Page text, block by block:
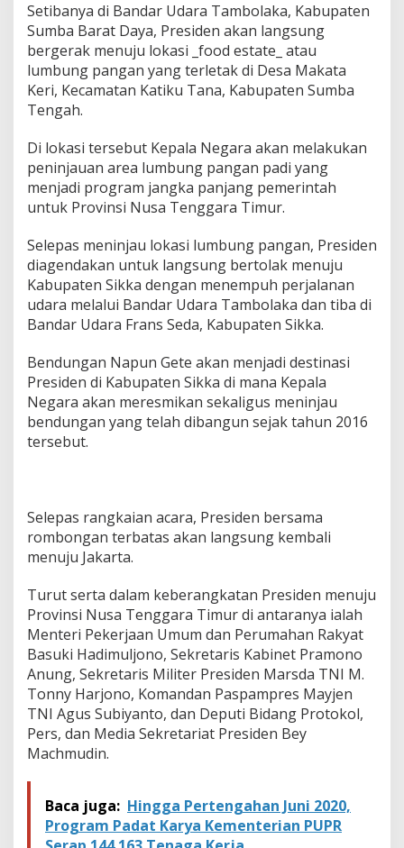
u
n
g
P
a
n
n
d
a
n
R
e
m
i
k
a
B
n
d
u
n
g
p
n
t
e
i
N
T
T
Setibanya di Bandar Udara Tambolaka, Kabupaten
Sumba Barat Daya, Presiden akan langsung
bergerak menuju lokasi _food estate_ atau
lumbung pangan yang terletak di Desa Makata
Keri, Kecamatan Katiku Tana, Kabupaten Sumba
Tengah.
Di lokasi tersebut Kepala Negara akan melakukan
peninjauan area lumbung pangan padi yang
menjadi program jangka panjang pemerintah
untuk Provinsi Nusa Tenggara Timur.
Selepas meninjau lokasi lumbung pangan, Presiden
diagendakan untuk langsung bertolak menuju
Kabupaten Sikka dengan menempuh perjalanan
udara melalui Bandar Udara Tambolaka dan tiba di
Bandar Udara Frans Seda, Kabupaten Sikka.
Bendungan Napun Gete akan menjadi destinasi
Presiden di Kabupaten Sikka di mana Kepala
Negara akan meresmikan sekaligus meninjau
bendungan yang telah dibangun sejak tahun 2016
tersebut.
Selepas rangkaian acara, Presiden bersama
rombongan terbatas akan langsung kembali
menuju Jakarta.
Turut serta dalam keberangkatan Presiden menuju
Provinsi Nusa Tenggara Timur di antaranya ialah
Menteri Pekerjaan Umum dan Perumahan Rakyat
Basuki Hadimuljono, Sekretaris Kabinet Pramono
Anung, Sekretaris Militer Presiden Marsda TNI M.
Tonny Harjono, Komandan Paspampres Mayjen
TNI Agus Subiyanto, dan Deputi Bidang Protokol,
Pers, dan Media Sekretariat Presiden Bey
Machmudin.
Baca juga: Hingga Pertengahan Juni 2020,
Program Padat Karya Kementerian PUPR